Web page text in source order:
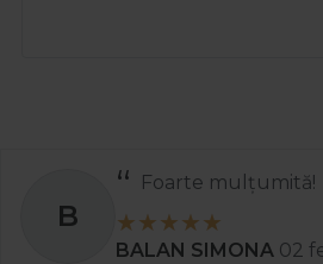
B
Foarte mulțumită!
BALAN SIMONA 02